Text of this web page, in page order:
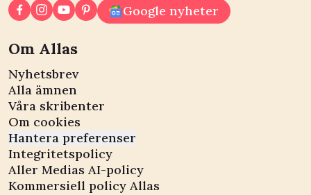
Google nyheter
Om Allas
Nyhetsbrev
Alla ämnen
Våra skribenter
Om cookies
Hantera preferenser
Integritetspolicy
Aller Medias AI-policy
Kommersiell policy Allas